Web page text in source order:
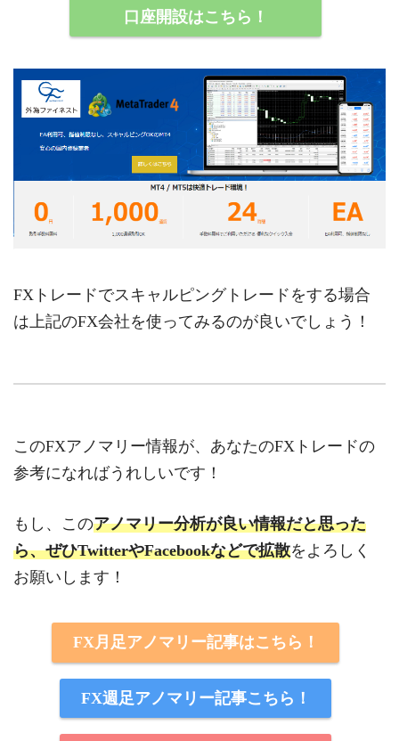
口座開設はこちら！
FXトレードでスキャルピングトレードをする場合
は上記のFX会社を使ってみるのが良いでしょう！
このFXアノマリー情報が、あなたのFXトレードの
参考になればうれしいです！
もし、このアノマリー分析が良い情報だと思った
ら、ぜひTwitterやFacebookなどで拡散をよろしく
お願いします！
FX月足アノマリー記事はこちら！
FX週足アノマリー記事こちら！